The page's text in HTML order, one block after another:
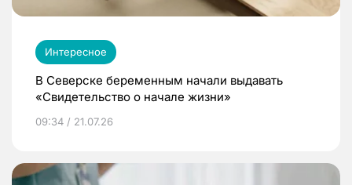
Интересное
В Северске беременным начали выдавать
«Свидетельство о начале жизни»
09:34 / 21.07.26